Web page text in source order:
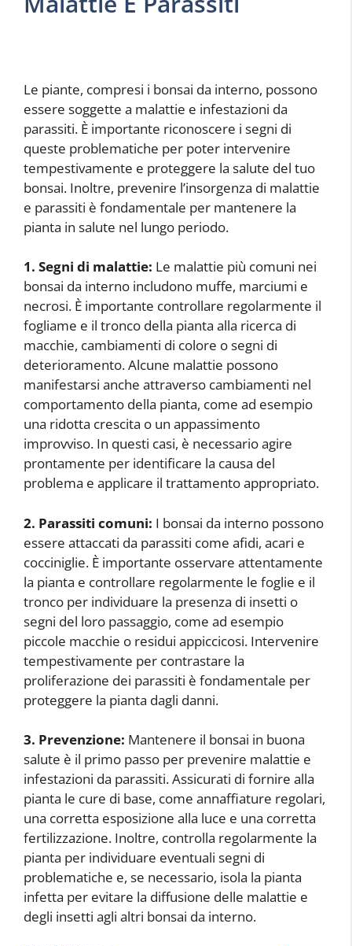
Le piante, compresi i bonsai da interno, possono
essere soggette a malattie e infestazioni da
parassiti. È importante riconoscere i segni di
queste problematiche per poter intervenire
tempestivamente e proteggere la salute del tuo
bonsai. Inoltre, prevenire l’insorgenza di malattie
e parassiti è fondamentale per mantenere la
pianta in salute nel lungo periodo.
1. Segni di malattie: Le malattie più comuni nei
bonsai da interno includono muffe, marciumi e
necrosi. È importante controllare regolarmente il
fogliame e il tronco della pianta alla ricerca di
macchie, cambiamenti di colore o segni di
deterioramento. Alcune malattie possono
manifestarsi anche attraverso cambiamenti nel
comportamento della pianta, come ad esempio
una ridotta crescita o un appassimento
improvviso. In questi casi, è necessario agire
prontamente per identificare la causa del
problema e applicare il trattamento appropriato.
2. Parassiti comuni: I bonsai da interno possono
essere attaccati da parassiti come afidi, acari e
cocciniglie. È importante osservare attentamente
la pianta e controllare regolarmente le foglie e il
tronco per individuare la presenza di insetti o
segni del loro passaggio, come ad esempio
piccole macchie o residui appiccicosi. Intervenire
tempestivamente per contrastare la
proliferazione dei parassiti è fondamentale per
proteggere la pianta dagli danni.
3. Prevenzione: Mantenere il bonsai in buona
salute è il primo passo per prevenire malattie e
infestazioni da parassiti. Assicurati di fornire alla
pianta le cure di base, come annaffiature regolari,
una corretta esposizione alla luce e una corretta
fertilizzazione. Inoltre, controlla regolarmente la
pianta per individuare eventuali segni di
problematiche e, se necessario, isola la pianta
infetta per evitare la diffusione delle malattie e
degli insetti agli altri bonsai da interno.